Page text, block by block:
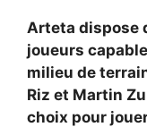
Arteta dispose
joueurs
milieu de
Riz et Martin
choix pour